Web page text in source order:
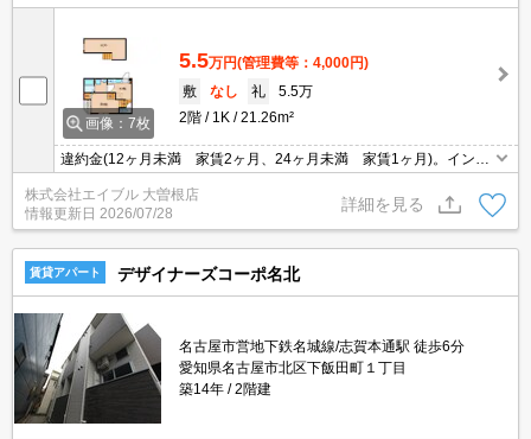
画像：7枚
5.5万円(管理費等：4,000円)
敷
なし 礼
5.5万
2階
1K 21.26m²
違約金(12ヶ月未満 家賃2ヶ月、24ヶ月未満 家賃1ヶ月)。インタ
ーネット初期費用16,500円。退室時清掃料49,500円。退去時、エア
コン洗浄代13,200円。インターネット無料。
株式会社エイブル 大曽根店
情報更新日 2026/07/28
詳細を見る
賃貸アパート デザイナーズコーポ名北
名古屋市営地下鉄名城線/志賀本通駅 徒歩6分
愛知県名古屋市北区下飯田町１丁目
築14年
2階建